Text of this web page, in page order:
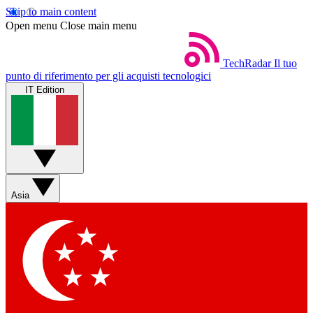
Skip to main content
Open menu Close main menu
TechRadar Il tuo
punto di riferimento per gli acquisti tecnologici
IT Edition
Asia